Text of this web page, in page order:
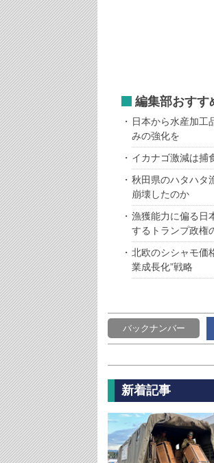
編集部おすす
日本から水産加工
みの強化を
イカナゴ激減は捕
秋田県のハタハタ
崩壊したのか
漁獲能力に偏る日
するトランプ政権
北欧のシシャモ価
業成長化”戦略
バックナンバー
新着記事